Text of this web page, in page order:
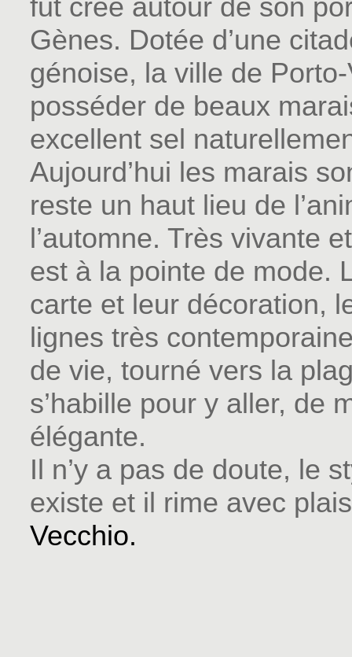
fut crée autour de son
Gènes. Dotée d’une
génoise, la ville de
posséder de beaux
excellent sel
Aujourd’hui les marais
reste un haut lieu de
l’automne. Très vivante
est à la pointe de mode.
carte et leur décoration,
lignes très
de vie, tourné vers la
s’habille pour y aller, de
élégante.
Il n’y a pas de doute, le
existe et il rime avec
Vecchio.